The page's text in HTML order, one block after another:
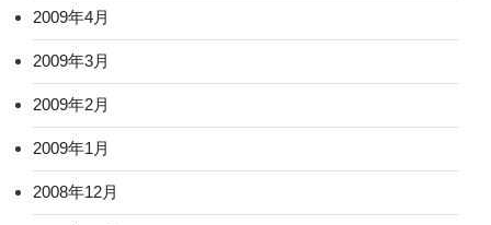
2009年4月
2009年3月
2009年2月
2009年1月
2008年12月